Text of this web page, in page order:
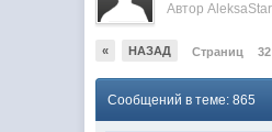
АвторAleksaStar
« НАЗАД Страниц 32
Сообщений в теме: 865